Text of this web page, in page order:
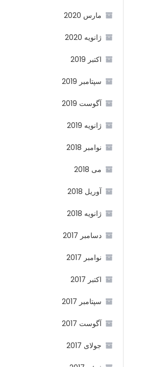
مارس 2020
ژانویه 2020
اکتبر 2019
سپتامبر 2019
آگوست 2019
ژانویه 2019
نوامبر 2018
می 2018
آوریل 2018
ژانویه 2018
دسامبر 2017
نوامبر 2017
اکتبر 2017
سپتامبر 2017
آگوست 2017
جولای 2017